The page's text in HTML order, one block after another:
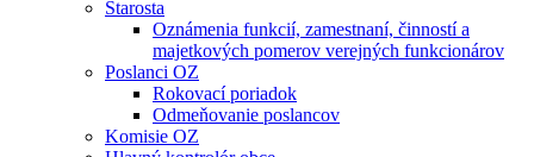
Starosta
Oznámenia funkcií, zamestnaní, činností a
majetkových pomerov verejných funkcionárov
Poslanci OZ
Rokovací poriadok
Odmeňovanie poslancov
Komisie OZ